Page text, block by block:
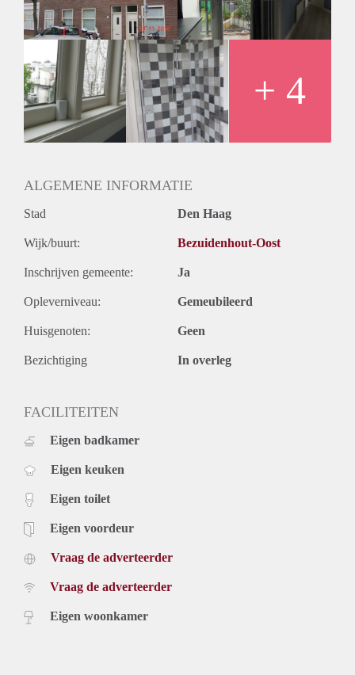
Rondom HR++ dubbelglas (2016) en geïsoleerd plat dak en
muren
Bij voorkeur één werkend persoon.
Totaal ca. 42m2.
GEEN HUISDIEREN EN MUZIEKINSTRUMENTEN.
MINIMAAL EEN JAAR.
GEEN HUISDIEREN EN MUZIEKINSTRUMENTEN.
MINIMAAL EEN JAAR.
+ 4
ALGEMENE INFORMATIE
Stad Den Haag
Wijk/buurt: Bezuidenhout-Oost
Inschrijven gemeente: Ja
Opleverniveau: Gemeubileerd
Huisgenoten: Geen
Bezichtiging In overleg
FACILITEITEN
Eigen badkamer
Eigen keuken
Eigen toilet
Eigen voordeur
Vraag de adverteerder
Vraag de adverteerder
Eigen woonkamer